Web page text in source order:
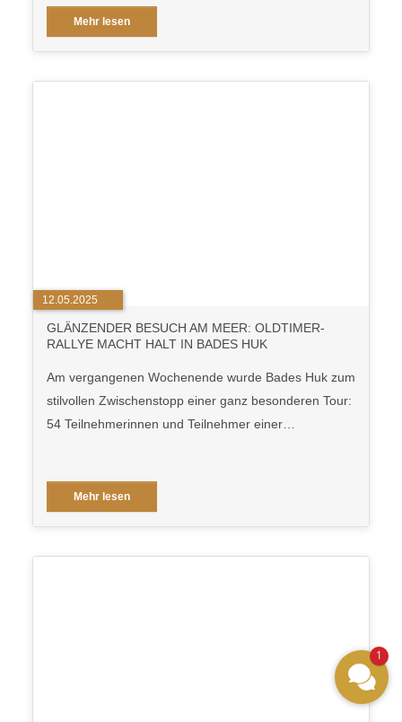
Mehr lesen
12.05.2025
GLÄNZENDER BESUCH AM MEER: OLDTIMER-
RALLYE MACHT HALT IN BADES HUK
Am vergangenen Wochenende wurde Bades Huk zum
stilvollen Zwischenstopp einer ganz besonderen Tour:
54 Teilnehmerinnen und Teilnehmer einer…
Mehr lesen
1